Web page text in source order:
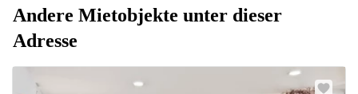
Andere Mietobjekte unter dieser
Adresse